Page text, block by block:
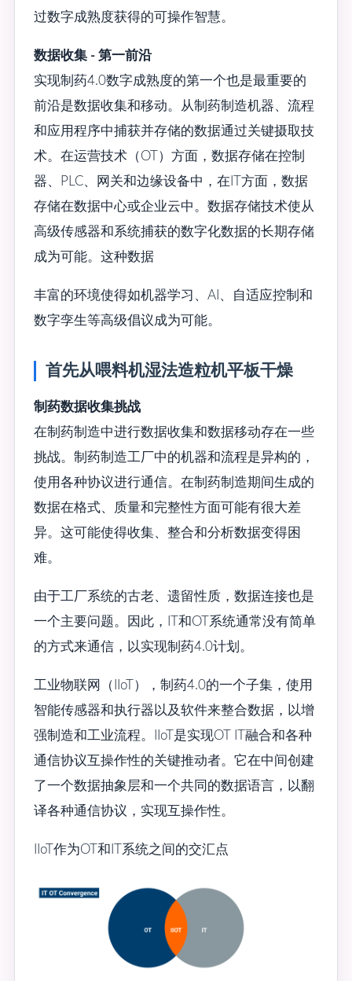
过数字成熟度获得的可操作智慧。
数据收集 - 第一前沿
实现制药4.0数字成熟度的第一个也是最重要的
前沿是数据收集和移动。从制药制造机器、流程
和应用程序中捕获并存储的数据通过关键摄取技
术。在运营技术（OT）方面，数据存储在控制
器、PLC、网关和边缘设备中，在IT方面，数据
存储在数据中心或企业云中。数据存储技术使从
高级传感器和系统捕获的数字化数据的长期存储
成为可能。这种数据
丰富的环境使得如机器学习、AI、自适应控制和
数字孪生等高级倡议成为可能。
首先从喂料机湿法造粒机平板干燥
制药数据收集挑战
在制药制造中进行数据收集和数据移动存在一些
挑战。制药制造工厂中的机器和流程是异构的，
使用各种协议进行通信。在制药制造期间生成的
数据在格式、质量和完整性方面可能有很大差
异。这可能使得收集、整合和分析数据变得困
难。
由于工厂系统的古老、遗留性质，数据连接也是
一个主要问题。因此，IT和OT系统通常没有简单
的方式来通信，以实现制药4.0计划。
工业物联网（IIoT），制药4.0的一个子集，使用
智能传感器和执行器以及软件来整合数据，以增
强制造和工业流程。IIoT是实现OT IT融合和各种
通信协议互操作性的关键推动者。它在中间创建
了一个数据抽象层和一个共同的数据语言，以翻
译各种通信协议，实现互操作性。
IIoT作为OT和IT系统之间的交汇点